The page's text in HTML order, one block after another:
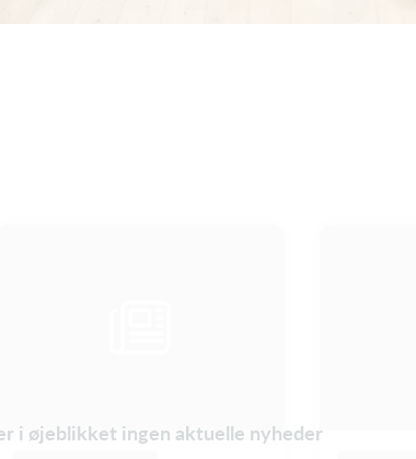
i øjeblikket ingen aktuelle nyheder